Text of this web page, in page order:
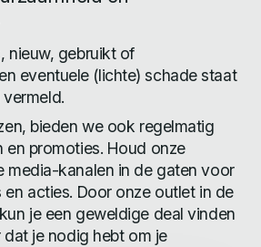
nieuw, gebruikt of
eventuele (lichte) schade staat
bieden we ook regelmatig
en promoties. Houd onze
media-kanalen in de gaten voor
acties. Door onze outlet in de
je een geweldige deal vinden
je nodig hebt om je